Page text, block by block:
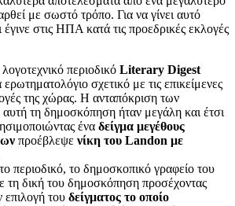
με σωστό τρόπο. Για να γίνει αυτό
στις ΗΠΑ κατά τις προεδρικές εκλογές
περιοδικό Literary Digest
σχετικό με τις επικείμενες
της χώρας. Η ανταπόκριση των
τη δημοσκόπηση ήταν μεγάλη και έτσι
ένα δείγμα μεγέθους
προέβλεψε νίκη του Landon με
περιοδικό, το δημοσκοπικό γραφείο του
τη δική του δημοσκόπηση προσέχοντας
του δείγματος το οποίο